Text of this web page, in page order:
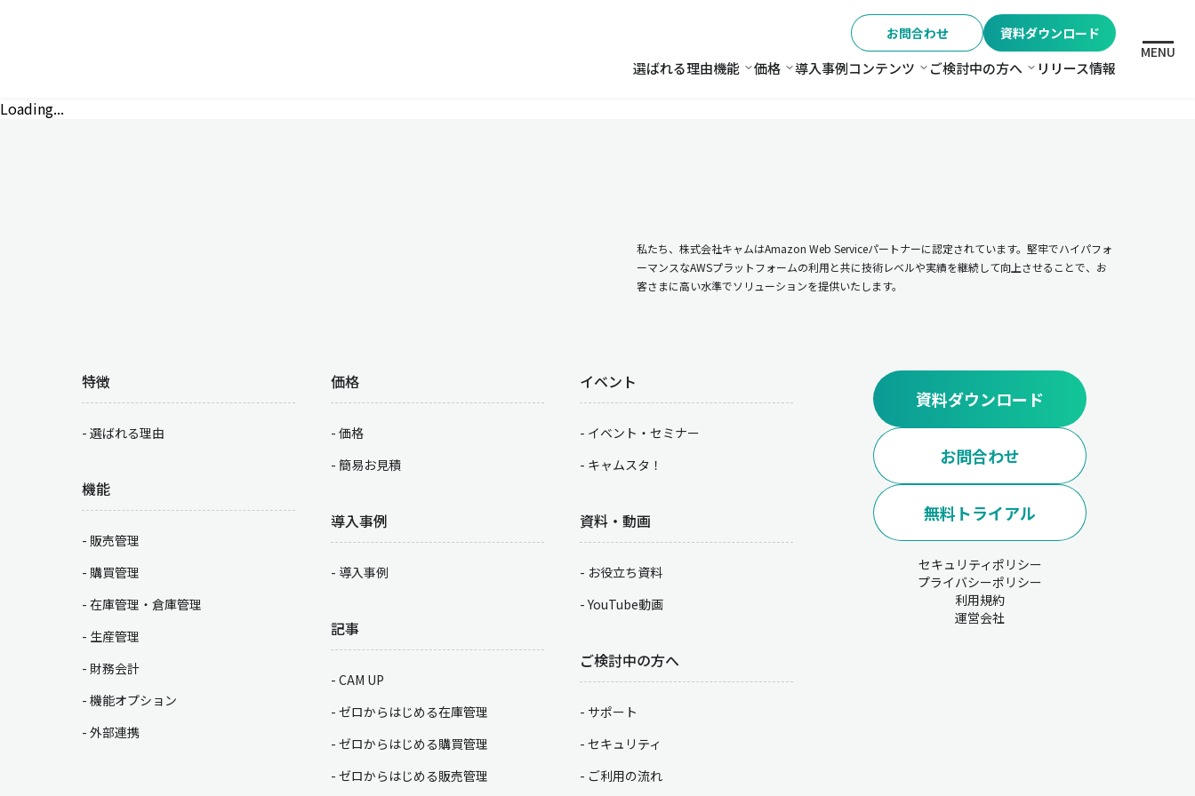
お問合わせ 資料ダウンロード
選ばれる理由機能 機能
価格 価格
導入事例コンテンツ コンテンツ
ご検討中の方へ ご検討中の方へ
リリース情報
MENU
Loading...
私たち、株式会社キャムはAmazon Web Serviceパートナーに認定されています。堅牢でハイパフォ
ーマンスなAWSプラットフォームの利用と共に技術レベルや実績を継続して向上させることで、お
客さまに高い水準でソリューションを提供いたします。
特徴
選ばれる理由
機能
販売管理
購買管理
在庫管理・倉庫管理
生産管理
財務会計
機能オプション
外部連携
価格
価格
簡易お見積
導入事例
導入事例
記事
CAM UP
ゼロからはじめる在庫管理
ゼロからはじめる購買管理
ゼロからはじめる販売管理
イベント
イベント・セミナー
キャムスタ！
資料・動画
お役立ち資料
YouTube動画
ご検討中の方へ
サポート
セキュリティ
ご利用の流れ
資料ダウンロード
お問合わせ
無料トライアル
セキュリティポリシー
プライバシーポリシー
利用規約
運営会社